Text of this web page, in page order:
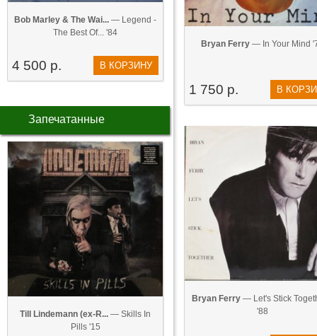
Bob Marley & The Wai... — Legend -
The Best Of... '84
4 500 р. В КОРЗИНУ
Запечатанные
Till Lindemann (ex-R... — Skills In
Pills '15
Bryan Ferry— In Your Mind
1 750 р. В
Bryan Ferry— Let's Stick
'88